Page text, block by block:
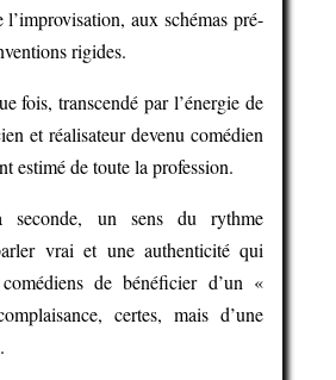
aux schémas pré-
rigides.
fois, transcendé par l’énergie de
et réalisateur devenu comédien
estimé de toute la profession.
un sens du rythme
vrai et une authenticité qui
de bénéficier d’un «
certes, mais d’une